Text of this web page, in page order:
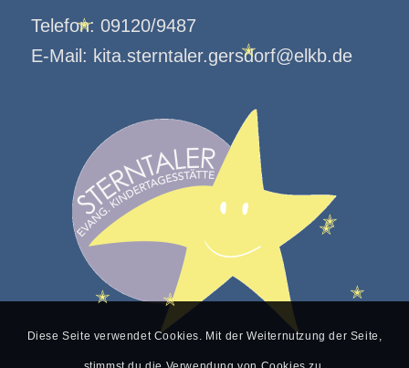
Telefon: 09120/9487
E-Mail: kita.sterntaler.gersdorf@elkb.de
Diese Seite verwendet Cookies. Mit der Weiternutzung der Seite,
✭
✭
✭
✭
✭